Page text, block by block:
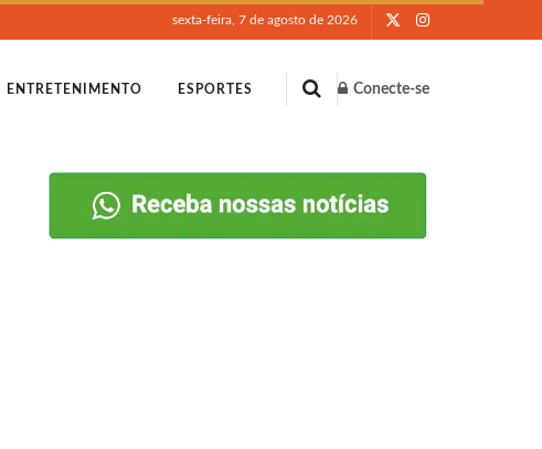
sexta-feira, 7 de agosto de 2026
ENTRETENIMENTO ESPORTES Conecte-se